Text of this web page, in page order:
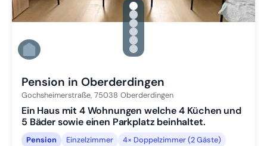
gallery.slide_selector
Zu Slide 1 wechseln
Zu Slide 2 wechseln
Zu Slide 3 wechseln
Zu Slide 4 wechseln
Zu Slide 5 wechseln
Zu Slide 6 wechseln
Pension in Oberderdingen
Gochsheimerstraße, 75038 Oberderdingen
Ein Haus mit 4 Wohnungen welche 4 Küchen und
5 Bäder sowie einen Parkplatz beinhaltet.
Pension Einzelzimmer
4× Doppelzimmer (2 Gäste)